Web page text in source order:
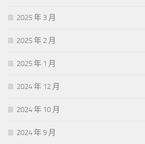
2025 年 3 月
2025 年 2 月
2025 年 1 月
2024 年 12 月
2024 年 10 月
2024 年 9 月